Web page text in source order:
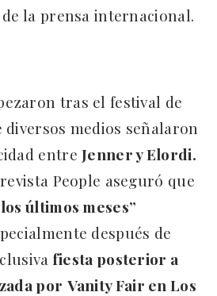
la prensa internacional.
tras el festival de
diversos medios señalaron
entreJenner y Elordi.
People aseguró que
últimos meses”
después de
fiesta posterior a
por Vanity Fair en Los